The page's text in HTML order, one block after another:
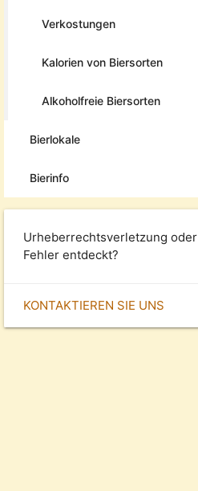
Verkostungen
Kalorien von Biersorten
Alkoholfreie Biersorten
Bierlokale
Bierinfo
Urheberrechtsverletzung oder
Fehler entdeckt?
KONTAKTIEREN SIE UNS